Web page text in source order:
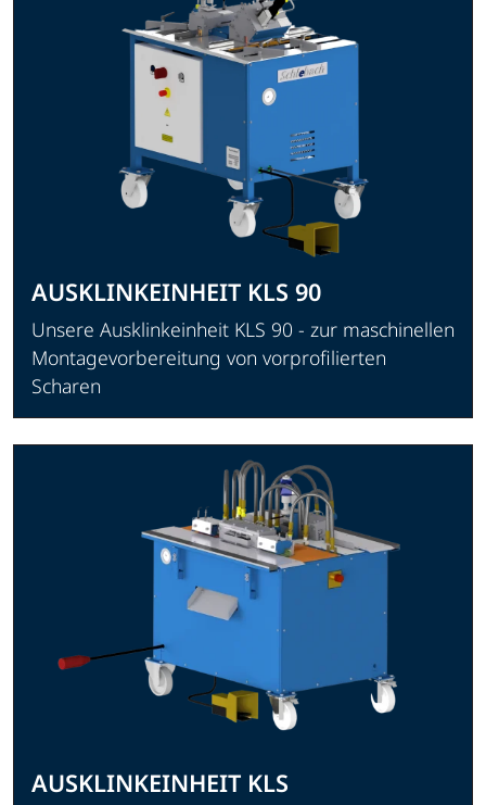
AUSKLINKEINHEIT KLS 90
Unsere Ausklinkeinheit KLS 90 - zur maschinellen
Montagevorbereitung von vorprofilierten
Scharen
AUSKLINKEINHEIT KLS